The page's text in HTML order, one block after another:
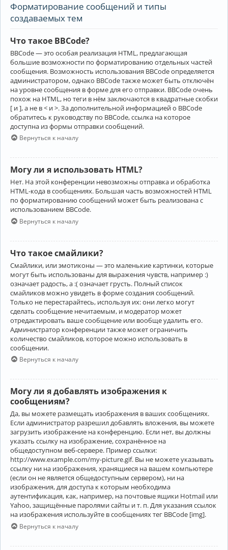
Форматирование сообщений и типы
создаваемых тем
Что такое BBCode?
BBCode — это особая реализация HTML, предлагающая
большие возможности по форматированию отдельных частей
сообщения. Возможность использования BBCode определяется
администратором, однако BBCode также может быть отключён
на уровне сообщения в форме для его отправки. BBCode очень
похож на HTML, но теги в нём заключаются в квадратные скобки
[ и ], а не в < и >. За дополнительной информацией о BBCode
обратитесь к руководству по BBCode, ссылка на которое
доступна из формы отправки сообщений.
Вернуться к началу
Могу ли я использовать HTML?
Нет. На этой конференции невозможны отправка и обработка
HTML-кода в сообщениях. Большая часть возможностей HTML
по форматированию сообщений может быть реализована с
использованием BBCode.
Вернуться к началу
Что такое смайлики?
Смайлики, или эмотиконы — это маленькие картинки, которые
могут быть использованы для выражения чувств, например :)
означает радость, а :( означает грусть. Полный список
смайликов можно увидеть в форме создания сообщений.
Только не перестарайтесь, используя их: они легко могут
сделать сообщение нечитаемым, и модератор может
отредактировать ваше сообщение или вообще удалить его.
Администратор конференции также может ограничить
количество смайликов, которое можно использовать в
сообщении.
Вернуться к началу
Могу ли я добавлять изображения к
сообщениям?
Да, вы можете размещать изображения в ваших сообщениях.
Если администратор разрешил добавлять вложения, вы можете
загрузить изображение на конференцию. Если нет, вы должны
указать ссылку на изображение, сохранённое на
общедоступном веб-сервере. Пример ссылки:
http://www.example.com/my-picture.gif. Вы не можете указывать
ссылку ни на изображения, хранящиеся на вашем компьютере
(если он не является общедоступным сервером), ни на
изображения, для доступа к которым необходима
аутентификация, как, например, на почтовые ящики Hotmail или
Yahoo, защищённые паролями сайты и т. п. Для указания ссылок
на изображения используйте в сообщениях тег BBCode [img].
Вернуться к началу